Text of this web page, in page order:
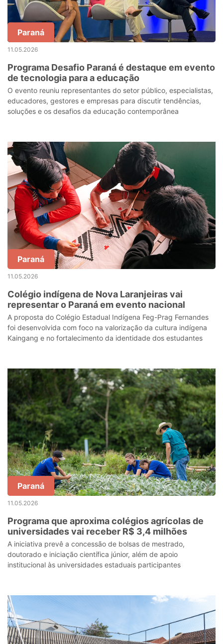
Paraná
11.05.2026
Programa Desafio Paraná é destaque em evento
de tecnologia para a educação
O evento reuniu representantes do setor público, especialistas,
educadores, gestores e empresas para discutir tendências,
soluções e os desafios da educação contemporânea
Paraná
11.05.2026
Colégio indígena de Nova Laranjeiras vai
representar o Paraná em evento nacional
A proposta do Colégio Estadual Indígena Feg-Prag Fernandes
foi desenvolvida com foco na valorização da cultura indígena
Kaingang e no fortalecimento da identidade dos estudantes
Paraná
11.05.2026
Programa que aproxima colégios agrícolas de
universidades vai receber R$ 3,4 milhões
A iniciativa prevê a concessão de bolsas de mestrado,
doutorado e iniciação científica júnior, além de apoio
institucional às universidades estaduais participantes